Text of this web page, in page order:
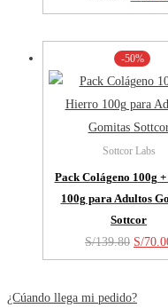
precio
original
era:
S/
-50%
Sottcor Labs
Pack Colágeno 100g
100g para Adultos
Sottcor
S/139.80 El
precio
S/
¿Cúando llega mi pedido?